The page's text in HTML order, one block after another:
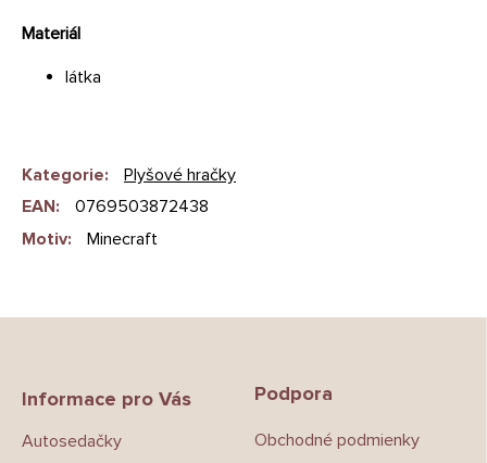
Materiál
látka
Kategorie:
Plyšové hračky
EAN:
0769503872438
Motiv: Minecraft
Informace pro Vás
Autosedačky
Podpora
Obchodné podmienky